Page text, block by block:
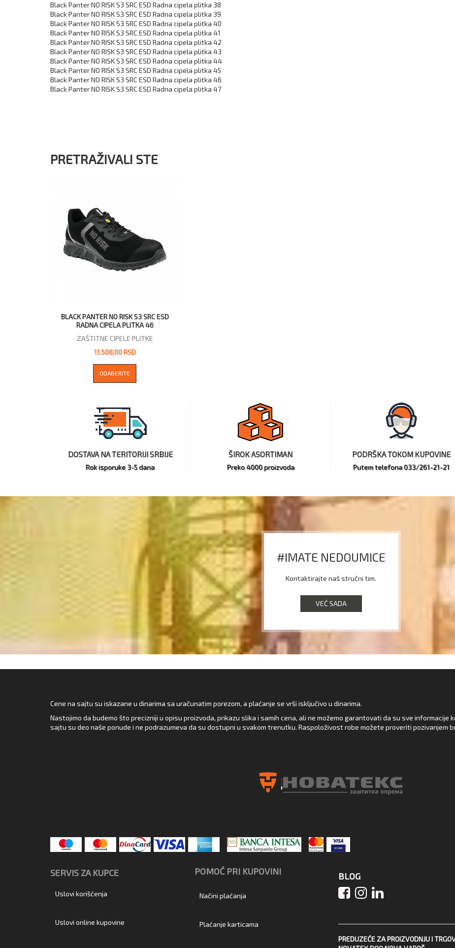
Black Panter NO RISK S3 SRC ESD Radna cipela plitka 38
Black Panter NO RISK S3 SRC ESD Radna cipela plitka 39
Black Panter NO RISK S3 SRC ESD Radna cipela plitka 40
Black Panter NO RISK S3 SRC ESD Radna cipela plitka 41
Black Panter NO RISK S3 SRC ESD Radna cipela plitka 42
Black Panter NO RISK S3 SRC ESD Radna cipela plitka 43
Black Panter NO RISK S3 SRC ESD Radna cipela plitka 44
Black Panter NO RISK S3 SRC ESD Radna cipela plitka 45
Black Panter NO RISK S3 SRC ESD Radna cipela plitka 46
Black Panter NO RISK S3 SRC ESD Radna cipela plitka 47
PRETRAŽIVALI STE
BLACK PANTER NO RISK S3 SRC ESD
RADNA CIPELA PLITKA 46
ZAŠTITNE CIPELE PLITKE
11.508,00 RSD
ODABERITE
DOSTAVA NA TERITORIJI SRBIJE
Rok isporuke 3-5 dana
ŠIROK ASORTIMAN
Preko 4000 proizvoda
PODRŠKA TOKOM KUPOVINE
Putem telefona 033/261-21-21
#IMATE NEDOUMICE
Kontaktirajte naš stručni tim.
VEĆ SADA
Cene na sajtu su iskazane u dinarima sa uračunatim porezom, a plaćanje se vrši isključivo u dinarima.
Nastojimo da budemo što precizniji u opisu proizvoda, prikazu slika i samih cena, ali ne možemo garantovati da su sve informacije
sajtu su deo naše ponude i ne podrazumeva da su dostupni u svakom trenutku. Raspoloživost robe možete proveriti pozivanjem
SERVIS ZA KUPCE
Uslovi korišćenja
Uslovi online kupovine
POMOĆ PRI KUPOVINI
Načini plaćanja
Plaćanje karticama
BLOG
PREDUZEĆE ZA PROIZVODNJU I